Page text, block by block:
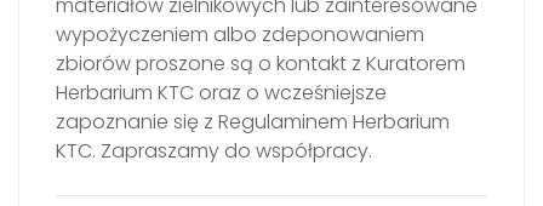
wypożyczeniem albo zdeponowaniem
zbiorów proszone są o kontakt z Kuratorem
Herbarium KTC oraz o wcześniejsze
zapoznanie się z Regulaminem Herbarium
KTC. Zapraszamy do współpracy.